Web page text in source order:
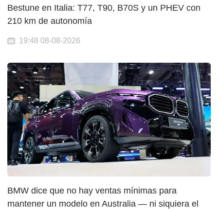
Bestune en Italia: T77, T90, B70S y un PHEV con
210 km de autonomía
19:48 08-08-2026
BMW dice que no hay ventas mínimas para
mantener un modelo en Australia — ni siquiera el